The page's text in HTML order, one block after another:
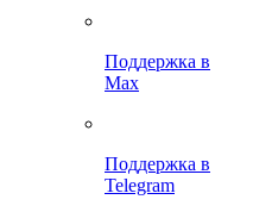
Поддержка в
Max
Поддержка в
Telegram